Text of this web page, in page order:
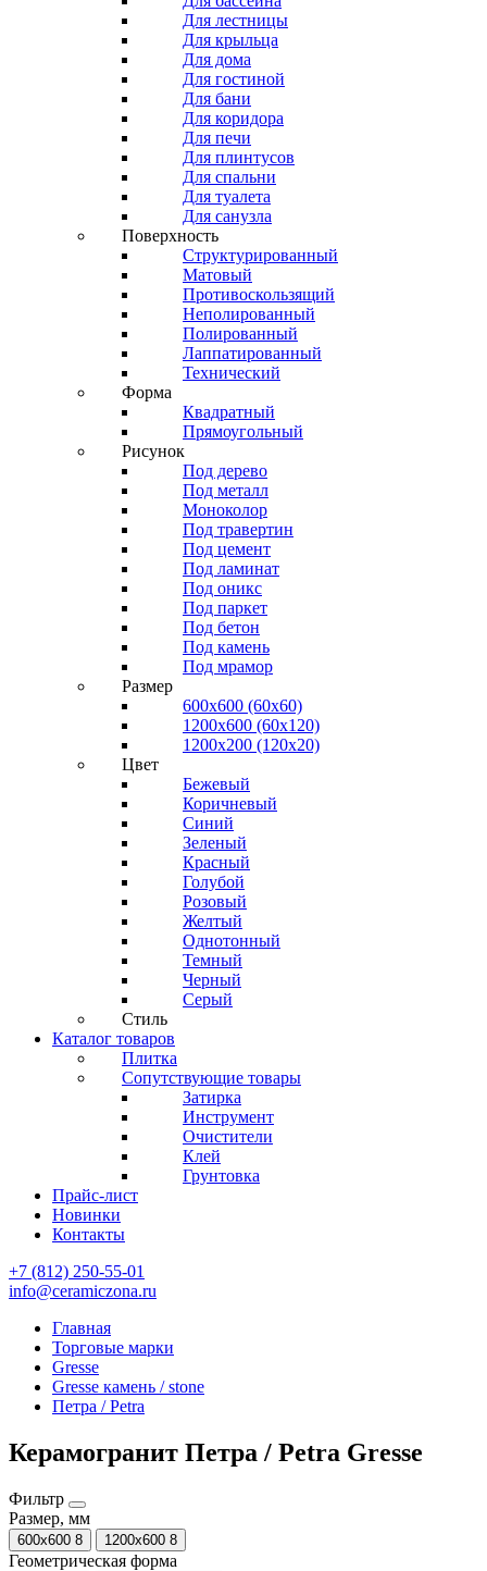
Для лестницы
Для крыльца
Для дома
Для гостиной
Для бани
Для коридора
Для печи
Для плинтусов
Для спальни
Для туалета
Для санузла
Поверхность
Структурированный
Матовый
Противоскользящий
Неполированный
Полированный
Лаппатированный
Технический
Форма
Квадратный
Прямоугольный
Рисунок
Под дерево
Под металл
Моноколор
Под травертин
Под цемент
Под ламинат
Под оникс
Под паркет
Под бетон
Под камень
Под мрамор
Размер
600х600 (60х60)
1200х600 (60х120)
1200х200 (120x20)
Цвет
Бежевый
Коричневый
Синий
Зеленый
Красный
Голубой
Розовый
Желтый
Однотонный
Темный
Черный
Серый
Стиль
Каталог товаров
Плитка
Сопутствующие товары
Затирка
Инструмент
Очистители
Клей
Грунтовка
Прайс-лист
Новинки
Контакты
+7 (812) 250-55-01
info@ceramiczona.ru
Главная
Торговые марки
Gresse
Gresse камень / stone
Петра / Petra
Керамогранит Петра / Petra Gresse
Фильтр
Размер, мм
600х600 8 1200х600 8
Геометрическая форма